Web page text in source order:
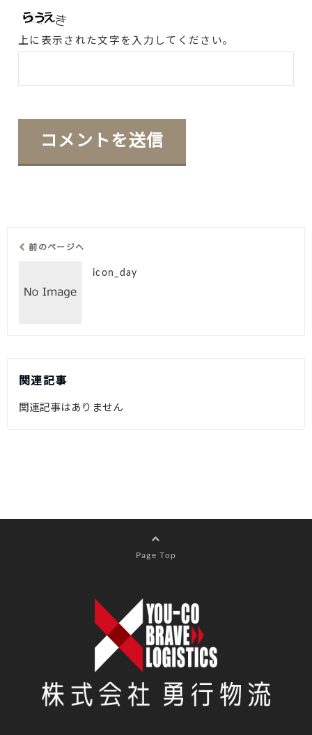
上に表示された文字を入力してください。
前のページへ
icon_day
関連記事
関連記事はありません
Page Top